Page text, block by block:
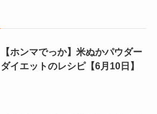
【ホンマでっか】米ぬかパウダー
ダイエットのレシピ【6月10日】